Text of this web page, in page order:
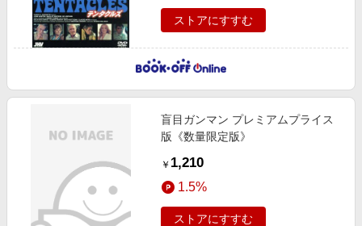
ストアにすすむ
盲目ガンマン プレミアムプライス
版《数量限定版》
￥ 1,210
1.5%
ストアにすすむ